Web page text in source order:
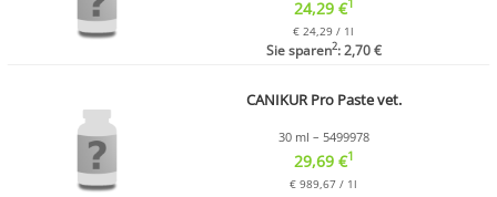
24,29 €1
€ 24,29 / 1l
Sie sparen2: 2,70 €
CANIKUR Pro Paste vet.
30 ml – 5499978
29,69 €1
€ 989,67 / 1l